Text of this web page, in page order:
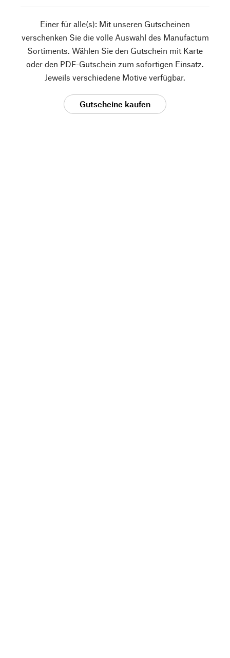
Einer für alle(s): Mit unseren Gutscheinen
verschenken Sie die volle Auswahl des Manufactum
Sortiments. Wählen Sie den Gutschein mit Karte
oder den PDF-Gutschein zum sofortigen Einsatz.
Jeweils verschiedene Motive verfügbar.
Gutscheine kaufen